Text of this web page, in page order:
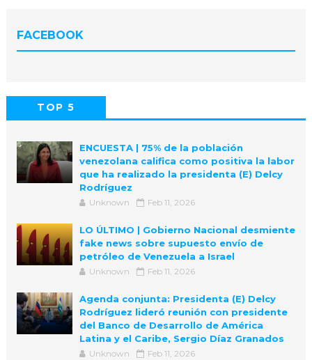
FACEBOOK
TOP 5
ENCUESTA | 75% de la población
venezolana califica como positiva la labor
que ha realizado la presidenta (E) Delcy
Rodríguez
Unknown Feb 11, 2026
LO ÚLTIMO | Gobierno Nacional desmiente
fake news sobre supuesto envío de
petróleo de Venezuela a Israel
Unknown Feb 11, 2026
Agenda conjunta: Presidenta (E) Delcy
Rodríguez lideró reunión con presidente
del Banco de Desarrollo de América
Latina y el Caribe, Sergio Díaz Granados
Unknown Feb 11, 2026